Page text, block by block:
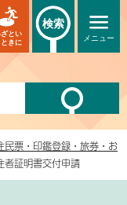
メニュー
とい
ときに
検索
民票・印鑑登録・旅券・お
証明書交付申請